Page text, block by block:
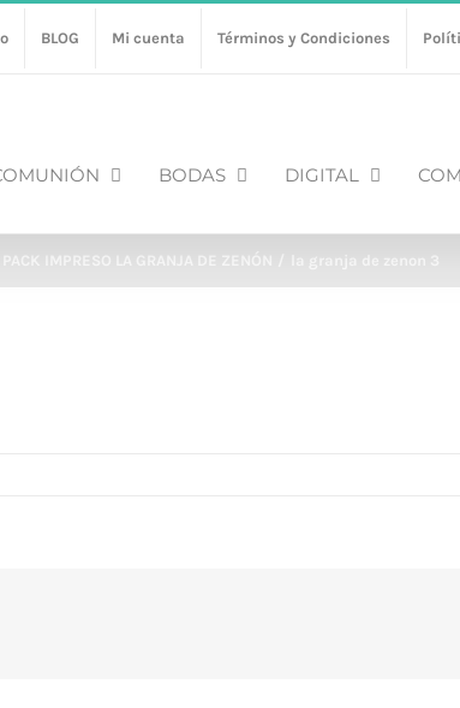
BLOG Mi cuenta Términos y Condiciones
BODAS DIGITAL
PACK IMPRESO LA GRANJA DE ZENÓN la granja de zenon 3